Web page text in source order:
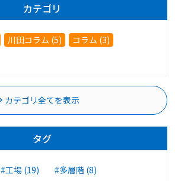
カテゴリ
川田コラム (5)
コラム (3)
カテゴリ全てを表示
タグ
#工場 (19)
#多層階 (8)